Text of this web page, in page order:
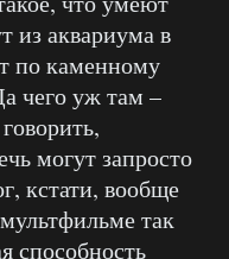
из аквариума в
по каменному
чего уж там –
могут запросто
кстати, вообще
так
способность